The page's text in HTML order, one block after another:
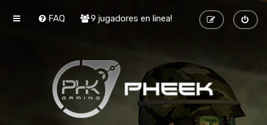
FAQ 9 jugadores en linea!